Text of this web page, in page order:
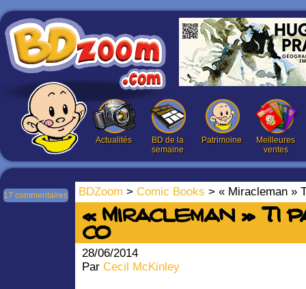
Actualités
BD de la
semaine
Patrimoine
Meilleures
ventes
BDZoom > Comic Books > « Miracleman »
17 commentaires
« Miracleman » T1
co
28/06/2014
Par Cecil McKinley